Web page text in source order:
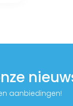
aanbiedingen!